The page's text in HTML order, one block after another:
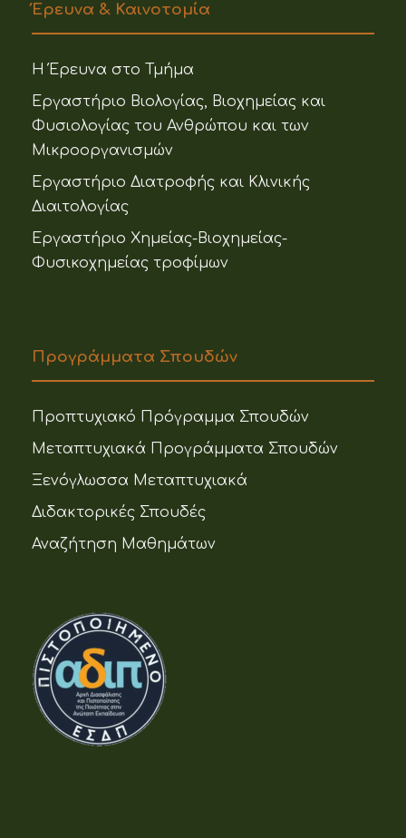
Έρευνα & Καινοτομία
Η Έρευνα στο Τμήμα
Εργαστήριο Βιολογίας, Βιοχημείας και
Φυσιολογίας του Ανθρώπου και των
Μικροοργανισμών
Εργαστήριο Διατροφής και Κλινικής
Διαιτολογίας
Εργαστήριο Χημείας-Βιοχημείας-
Φυσικοχημείας τροφίμων
Προγράμματα Σπουδών
Προπτυχιακό Πρόγραμμα Σπουδών
Μεταπτυχιακά Προγράμματα Σπουδών
Ξενόγλωσσα Μεταπτυχιακά
Διδακτορικές Σπουδές
Αναζήτηση Μαθημάτων